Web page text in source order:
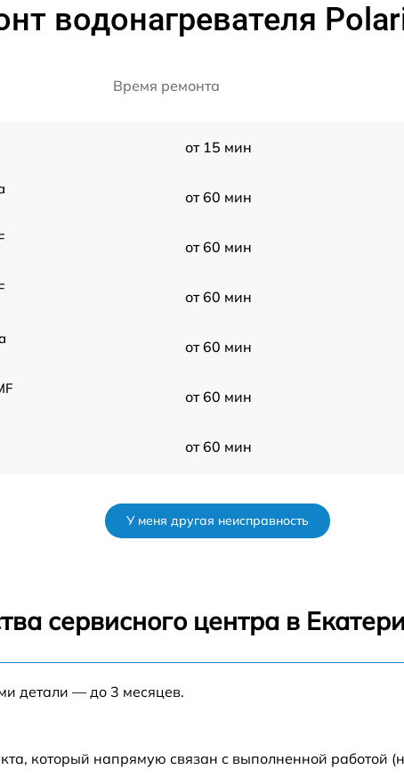
водонагревателя
Время ремонта
от 15 мин
от 60 мин
от 60 мин
от 60 мин
от 60 мин
от 60 мин
от 60 мин
У меня другая неисправность
сервисного центра в
детали — до 3 месяцев.
который напрямую связан с выполненной работой